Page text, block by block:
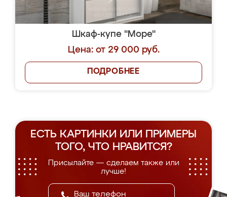
Шкаф-купе "Море"
Цена: от 29 000 руб.
ПОДРОБНЕЕ
ЕСТЬ КАРТИНКИ ИЛИ ПРИМЕРЫ
ТОГО, ЧТО НРАВИТСЯ?
Присылайте — сделаем также или
лучше!